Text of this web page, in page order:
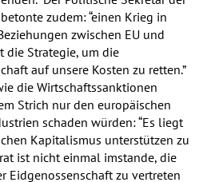
zudem: “einen Krieg in
zwischen EU und
die Strategie, um die
auf unsere Kosten zu retten.”
die Wirtschaftssanktionen
Strich nur den europäischen
schaden würden: “Es liegt
Kapitalismus unterstützen zu
ist nicht einmal imstande, die
Eidgenossenschaft zu vertreten